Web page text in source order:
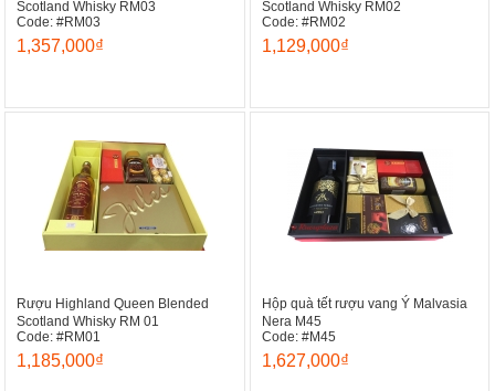
Scotland Whisky RM03
Code: #RM03
1,357,000₫
Scotland Whisky RM02
Code: #RM02
1,129,000₫
Rượu Highland Queen Blended
Scotland Whisky RM 01
Code: #RM01
1,185,000₫
Hộp quà tết rượu vang Ý Malvasia
Nera M45
Code: #M45
1,627,000₫